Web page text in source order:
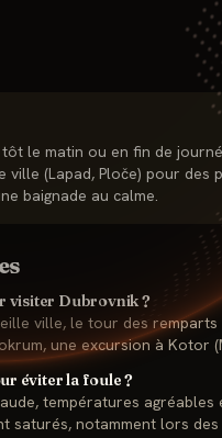
le matin ou en fin de
ville (Lapad, Ploče) pour
baignade au calme.
visiter Dubrovnik ?
ville, le tour des
une excursion à Kotor
éviter la foule ?
températures
saturés, notamment lors